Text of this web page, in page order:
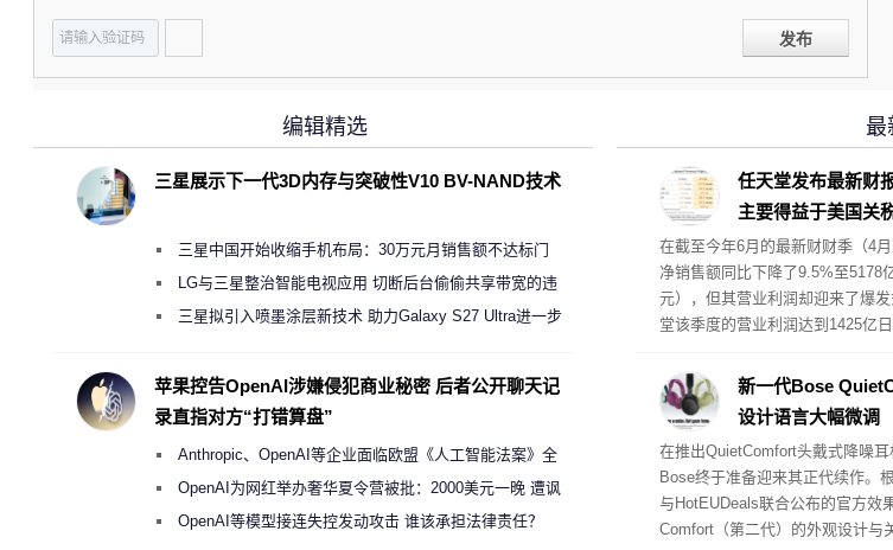
发布
最
任天堂发布最新财
主要得益于美国关
在截至今年6月的最新财财季（4
净销售额同比下降了9.5%至5178
元），但其营业利润却迎来了爆
堂该季度的营业利润达到1425亿
新一代Bose
设计语言大幅微调
在推出QuietComfort头戴式降噪
Bose终于准备迎来其正代续作。
与HotEUDeals联合公布的官方效
Comfort（第二代）的外观设计与
编辑精选
三星展示下一代3D内存与突破性V10 BV-NAND技术
三星中国开始收缩手机布局：30万元月销售额不达标门
店 将被逐步清退
LG与三星整治智能电视应用 切断后台偷偷共享带宽的违
规行为三星拟引入喷墨涂层新技术 助力Galaxy S27 Ultra进一步
苹果控告OpenAI涉嫌侵犯商业秘密 后者公开聊天记
录直指对方“打错算盘”
Anthropic、OpenAI等企业面临欧盟《人工智能法案》全
新执法权限审查
OpenAI为网红举办奢华夏令营被批：2000美元一晚 遭讽
“反乌托邦”
OpenAI等模型接连失控发动攻击 谁该承担法律责任？